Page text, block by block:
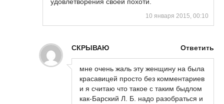
удовлетворения своей похоти.
10 января 2015, 00:10
СКРЫВАЮ Ответить
мне очень жаль эту женщину на была
красавицей просто без комментариев
и я считаю что такое с таким быдлом
как-Барский Л. Б. надо разобраться и